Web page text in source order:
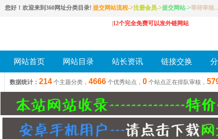
您好！欢迎来到360网址分类目录! 提交网站流程->注册会员->提交网站->等待审核...
12个完全免费可以发外链网站
网站首页 网站目录 站长资讯 链接交换
数据统计： 214 个主题分类， 4666 个优秀站点， 0 个站点正在排队审核，